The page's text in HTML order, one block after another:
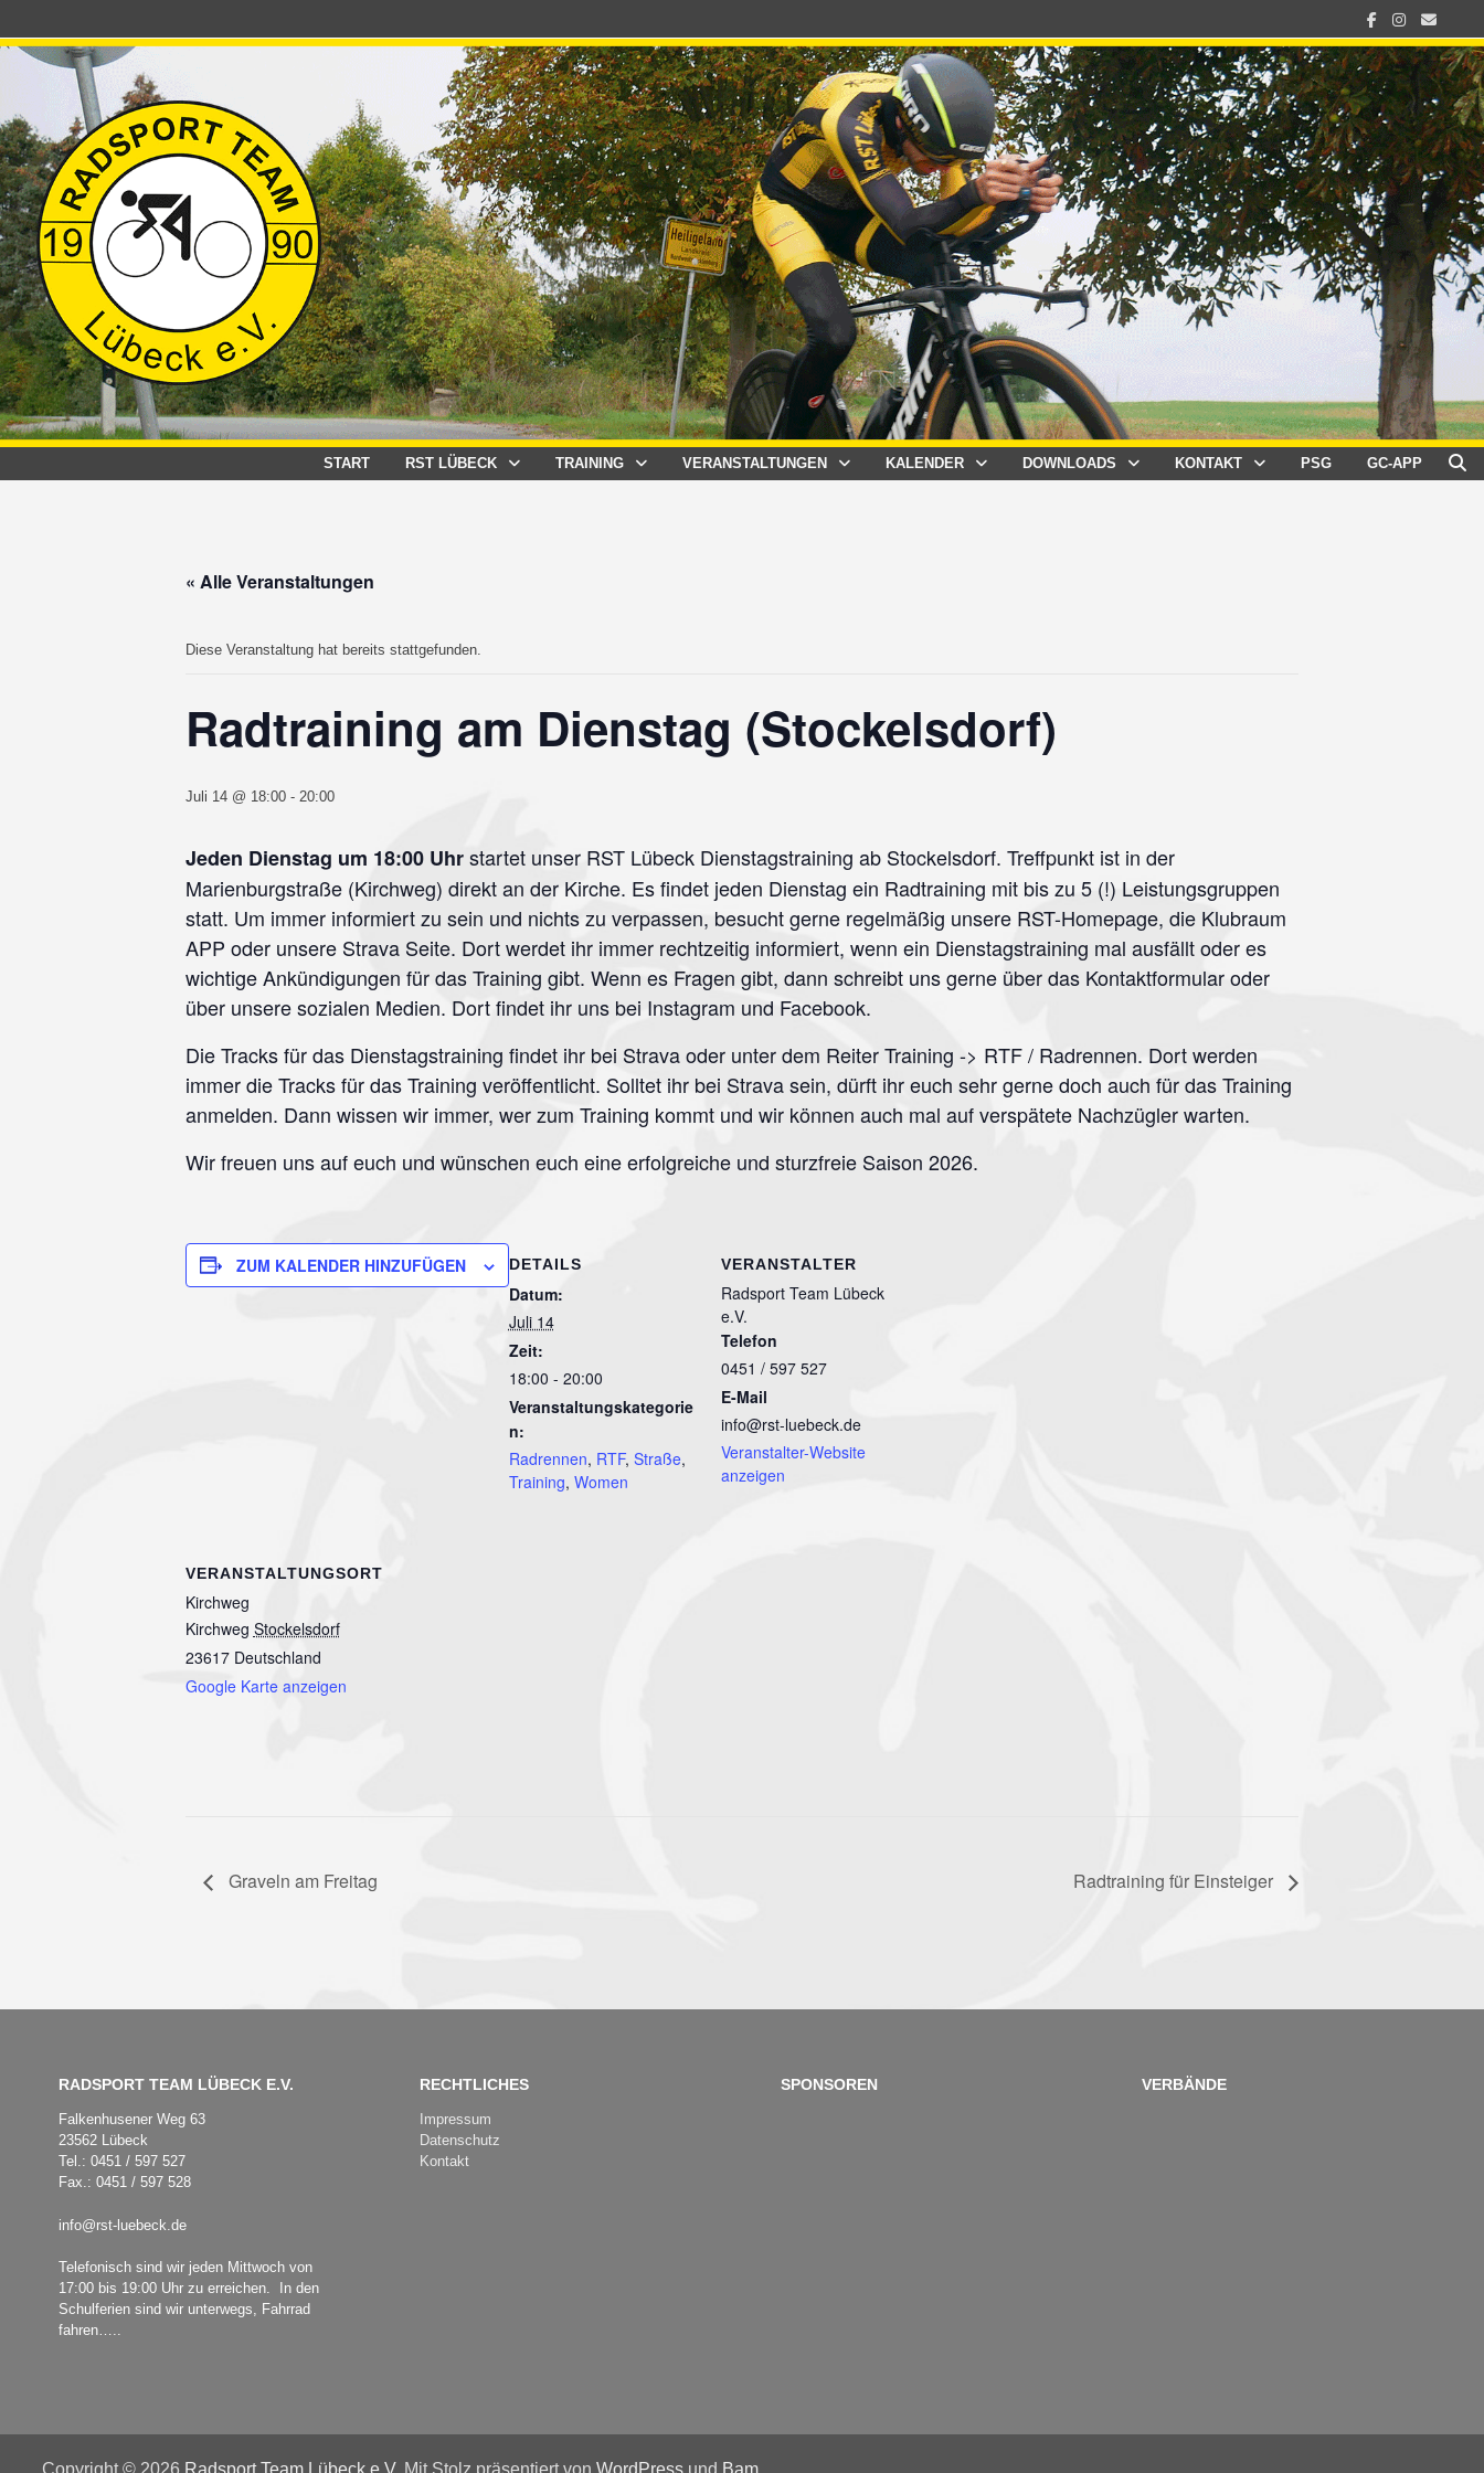
springen
START RST LÜBECK TRAINING VERANSTALTUNGEN KALENDER DOWNLOADS KONTAKT PSG GC-APP
« Alle Veranstaltungen
Diese Veranstaltung hat bereits stattgefunden.
Radtraining am Dienstag (Stockelsdorf)
Juli 14 @ 18:00- 20:00
Jeden Dienstag um 18:00 Uhrstartet unser RST Lübeck Dienstagstraining ab Stockelsdorf. Treffpunkt ist in der
Marienburgstraße (Kirchweg) direkt an der Kirche. Es findet jeden Dienstag ein Radtraining mit bis zu 5 (!) Leistungsgruppen
statt. Um immer informiert zu sein und nichts zu verpassen, besucht gerne regelmäßig unsere RST-Homepage, die Klubraum
APP oder unsere Strava Seite. Dort werdet ihr immer rechtzeitig informiert, wenn ein Dienstagstraining mal ausfällt oder es
wichtige Ankündigungen für das Training gibt. Wenn es Fragen gibt, dann schreibt uns gerne über das Kontaktformular oder
über unsere sozialen Medien. Dort findet ihr uns bei Instagram und Facebook.
Die Tracks für das Dienstagstraining findet ihr bei Strava oder unter dem Reiter Training -> RTF / Radrennen. Dort werden
immer die Tracks für das Training veröffentlicht. Solltet ihr bei Strava sein, dürft ihr euch sehr gerne doch auch für das Training
anmelden. Dann wissen wir immer, wer zum Training kommt und wir können auch mal auf verspätete Nachzügler warten.
Wir freuen uns auf euch und wünschen euch eine erfolgreiche und sturzfreie Saison 2026.
ZUM KALENDER HINZUFÜGEN DETAILS
Datum:
Juli 14
Zeit:
18:00 - 20:00
Veranstaltungskategorie
n:
Radrennen, RTF, Straße,
Training, Women
VERANSTALTER
Radsport Team Lübeck
e.V.
Telefon
0451 / 597 527
E-Mail
info@rst-luebeck.de
Veranstalter-Website
anzeigen
VERANSTALTUNGSORT
Kirchweg
Kirchweg Stockelsdorf
23617 Deutschland
Google Karte anzeigen
Graveln am Freitag Radtraining für Einsteiger
RADSPORT TEAM LÜBECK E.V.
Falkenhusener Weg 63
23562 Lübeck
Tel.: 0451 / 597 527
Fax.: 0451 / 597 528
info@rst-luebeck.de
Telefonisch sind wir jeden Mittwoch von
17:00 bis 19:00 Uhr zu erreichen. In den
Schulferien sind wir unterwegs, Fahrrad
fahren…..
RECHTLICHES
Impressum
Datenschutz
Kontakt
SPONSOREN VERBÄNDE
Copyright © 2026 Radsport Team Lübeck e.V. Mit Stolz präsentiert vonWordPress und Bam